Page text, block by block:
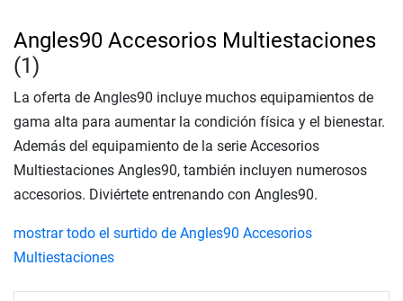
Angles90 Accesorios Multiestaciones
(1)
La oferta de Angles90 incluye muchos equipamientos de
gama alta para aumentar la condición física y el bienestar.
Además del equipamiento de la serie Accesorios
Multiestaciones Angles90, también incluyen numerosos
accesorios. Diviértete entrenando con Angles90.
mostrar todo el surtido de Angles90 Accesorios
Multiestaciones